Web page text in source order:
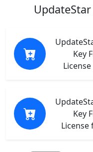
Key
Key
License